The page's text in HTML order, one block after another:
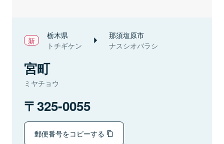
栃木県
トチギケン
那須塩原市
ナスシオバラシ
宮町
ミヤチョウ
325-0055
郵便番号をコピーする